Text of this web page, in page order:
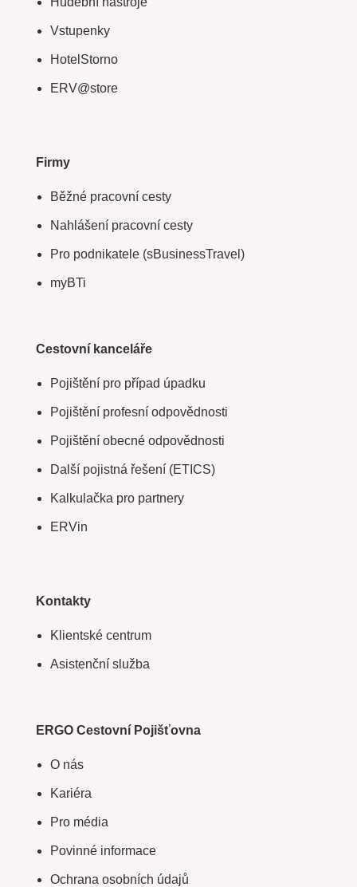
Vstupenky
HotelStorno
ERV@store
Firmy
Běžné pracovní cesty
Nahlášení pracovní cesty
Pro podnikatele (sBusinessTravel)
myBTi
Cestovní kanceláře
Pojištění pro případ úpadku
Pojištění profesní odpovědnosti
Pojištění obecné odpovědnosti
Další pojistná řešení (ETICS)
Kalkulačka pro partnery
ERVin
Kontakty
Klientské centrum
Asistenční služba
ERGO Cestovní Pojišťovna
O nás
Kariéra
Pro média
Povinné informace
Ochrana osobních údajů